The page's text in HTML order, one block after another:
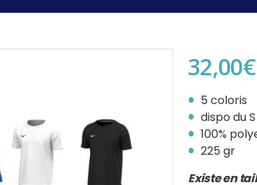
32,00€
5 coloris
dispo du
100%
225 gr
Existe en